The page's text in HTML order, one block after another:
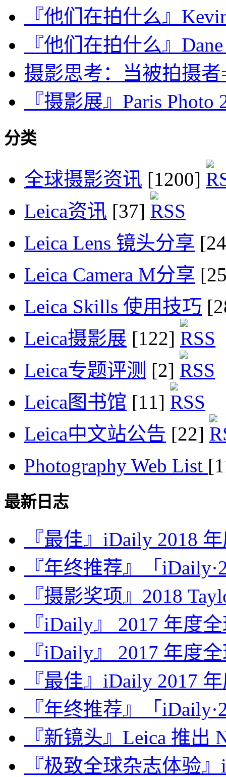
『他们在拍什么』
『他们在拍什么』
摄影思考：当被拍摄
『摄影展』Paris
分类
全球摄影资讯 [1200]
Leica资讯 [37]
Leica Lens 镜头分享
Leica Camera M分享
Leica Skills 使用技巧
Leica摄影展 [122]
Leica专题评测 [2]
Leica图书馆 [11]
Leica中文站公告 [22]
Photography Web List
最新日志
『最佳』iDaily 2018
『年终推荐』「
『摄影奖项』2018
『iDaily』 2017 年度
『iDaily』 2017 年度
『最佳』iDaily 2017
『年终推荐』「
『新镜头』Leica 推出
『极致全球杂志体验